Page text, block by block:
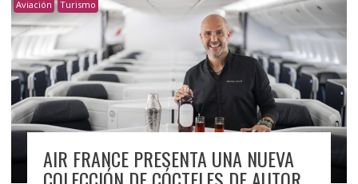
Aviación Turismo
AIR FRANCE PRESENTA UNA NUEVA